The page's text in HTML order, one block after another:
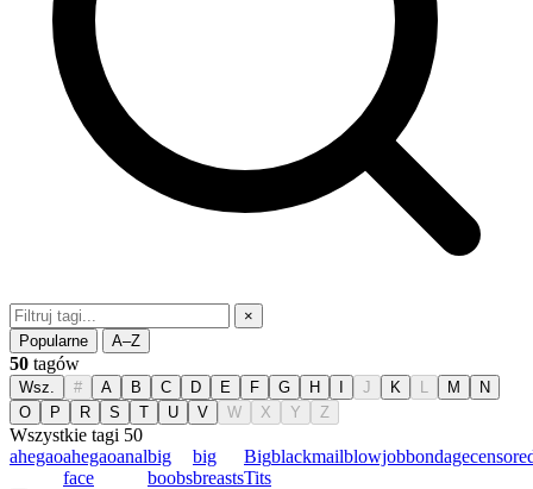
×
Popularne
A–Z
50 tagów
Wsz. # A B C D E F G H J K L M
N
O
P R S T U V W X Y Z
Wszystkie tagi 50
ahegaoahegao
face
analbig
boobs
big
breasts
Big
Tits
blackmailblowjobbondage